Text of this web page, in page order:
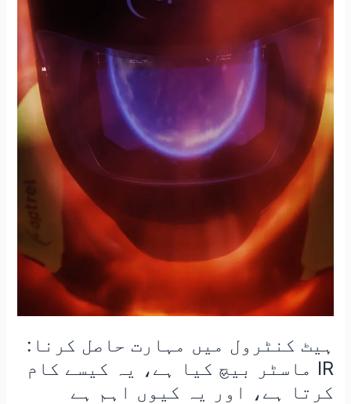
ہیٹ کنٹرول میں مہارت حاصل کرنا:
IR ماسٹر بیچ کیا ہے، یہ کیسے کام
کرتا ہے، اور یہ کیوں اہم ہے
ہیٹ
میں
مہارت
کرنا:
IR
ماسٹر
بیچ
کیا
ہے،
کرتا
ہے،
کیوں
اہم
ہے